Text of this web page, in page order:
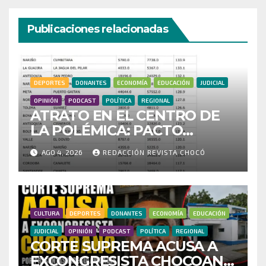
Publicaciones relacionadas
DEPORTES DONANTES ECONOMÍA EDUCACIÓN JUDICIAL
OPINIÓN PODCAST POLÍTICA REGIONAL
ATRATO EN EL CENTRO DE
LA POLÉMICA: PACTO
HISTÓRICO CUESTIONA
CENSO ELECTORAL Y PIDE
INVESTIGAR PRESUNTO
FRAUDE
AGO 4, 2026 REDACCIÓN REVISTA CHOCÓ
CULTURA DEPORTES DONANTES ECONOMÍA EDUCACIÓN
JUDICIAL OPINIÓN PODCAST POLÍTICA REGIONAL
CORTE SUPREMA ACUSA A
EXCONGRESISTA CHOCOANO